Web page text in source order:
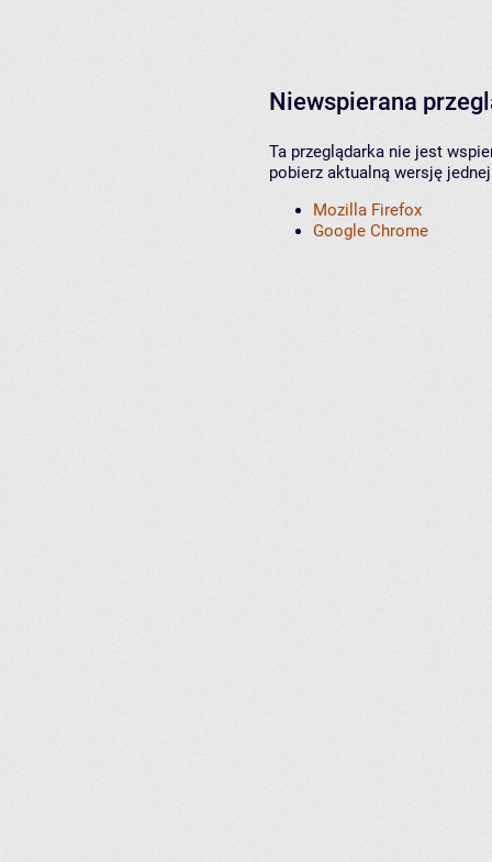
Niewspierana
Ta przeglądarka nie jest
pobierz aktualną wersję
Mozilla Firefox
Google Chrome